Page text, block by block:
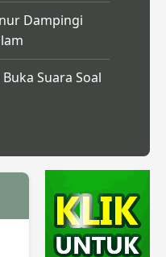
Dampingi
Suara Soal